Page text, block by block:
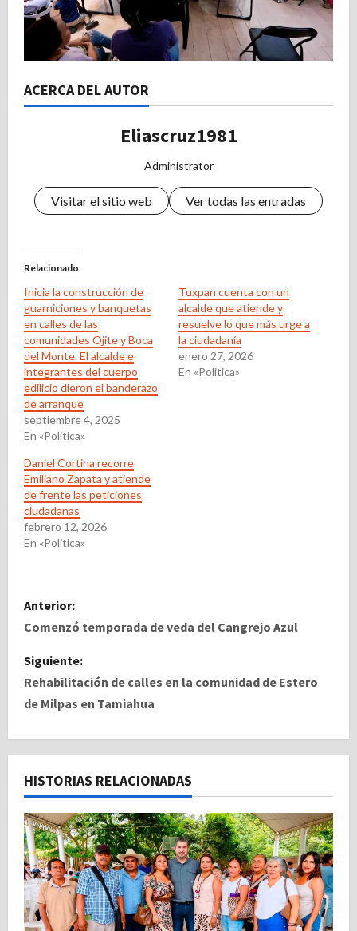
ACERCA DEL AUTOR
Eliascruz1981
Administrator
Visitar el sitio web Ver todas las entradas
Relacionado
Inicia la construcción de
guarniciones y banquetas
en calles de las
comunidades Ojite y Boca
del Monte. El alcalde e
integrantes del cuerpo
edilicio dieron el banderazo
de arranque
septiembre 4, 2025
En «Politica»
Tuxpan cuenta con un
alcalde que atiende y
resuelve lo que más urge a
la ciudadanía
enero 27, 2026
En «Politica»
Daniel Cortina recorre
Emiliano Zapata y atiende
de frente las peticiones
ciudadanas
febrero 12, 2026
En «Politica»
N
a
v
e
g
c
i
ó
n
Anterior:
Comenzó temporada de veda del Cangrejo Azul
Siguiente:
Rehabilitación de calles en la comunidad de Estero
de Milpas en Tamiahua
HISTORIAS RELACIONADAS